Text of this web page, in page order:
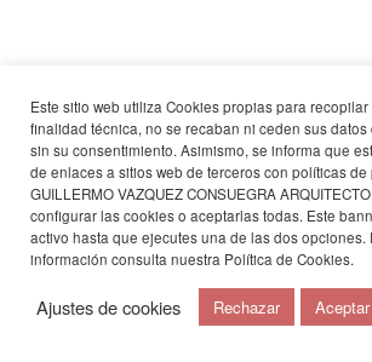
Este sitio web utiliza Cookies propias para
finalidad técnica, no se recaban ni ceden sus
sin su consentimiento. Asimismo, se informa que
de enlaces a sitios web de terceros con políticas
GUILLERMO VAZQUEZ CONSUEGRA
configurar las cookies o aceptarlas todas. Este
activo hasta que ejecutes una de las dos opciones.
información consulta nuestra Política de Cookies.
Ajustes de cookies Rechazar Aceptar